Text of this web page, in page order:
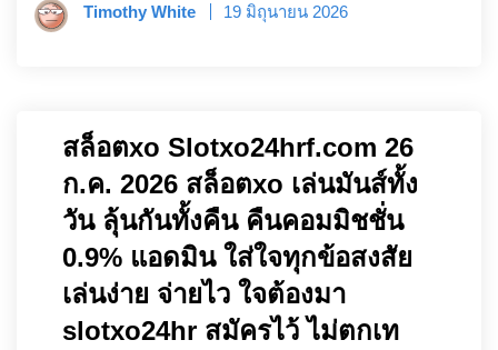
Timothy White 19 มิถุนายน 2026
สล็อตxo Slotxo24hrf.com 26
ก.ค. 2026 สล็อตxo เล่นมันส์ทั้ง
วัน ลุ้นกันทั้งคืน คืนคอมมิชชั่น
0.9% แอดมิน ใส่ใจทุกข้อสงสัย
เล่นง่าย จ่ายไว ใจต้องมา
slotxo24hr สมัครไว้ ไม่ตกเท